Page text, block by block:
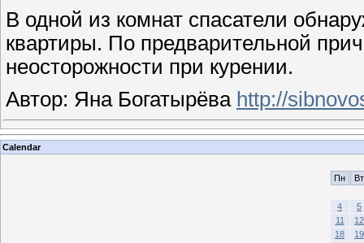
В одной из комнат спасатели
квартиры. По предварительной
неосторожности при курении.
Автор: Яна Богатырёва http://
Calendar
Пн Вт
4
5
11
12
18
19